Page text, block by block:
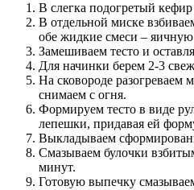
В слегка подогретый
В отдельной миске
обе жидкие смеси –
Замешиваем тесто и
Для начинки берем 2-3
На сковороде разогреваем
снимаем с огня.
Формируем тесто в виде
лепешки, придавая ей
Выкладываем
Смазываем булочки
минут.
Готовую выпечку